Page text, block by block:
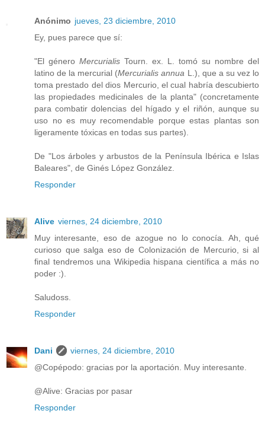
Anónimo jueves, 23 diciembre, 2010
Ey, pues parece que sí:
"El género Mercurialis Tourn. ex. L. tomó su nombre del
latino de la mercurial (Mercurialis annua L.), que a su vez lo
toma prestado del dios Mercurio, el cual habría descubierto
las propiedades medicinales de la planta" (concretamente
para combatir dolencias del hígado y el riñón, aunque su
uso no es muy recomendable porque estas plantas son
ligeramente tóxicas en todas sus partes).
De "Los árboles y arbustos de la Península Ibérica e Islas
Baleares", de Ginés López González.
Responder
Alive viernes, 24 diciembre, 2010
Muy interesante, eso de azogue no lo conocía. Ah, qué
curioso que salga eso de Colonización de Mercurio, si al
final tendremos una Wikipedia hispana científica a más no
poder :).
Saludoss.
Responder
Dani
viernes, 24 diciembre, 2010
@Copépodo: gracias por la aportación. Muy interesante.
@Alive: Gracias por pasar
Responder